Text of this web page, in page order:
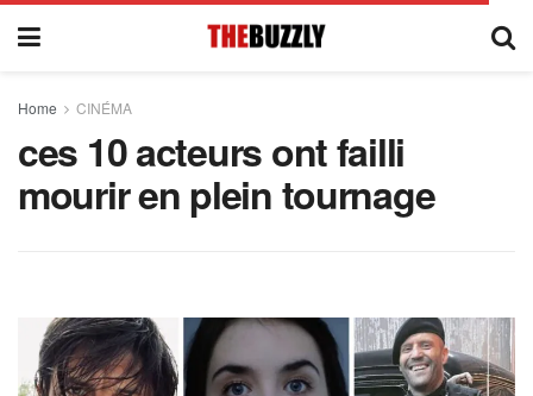
Home CINÉMA
ces 10 acteurs ont failli
mourir en plein tournage